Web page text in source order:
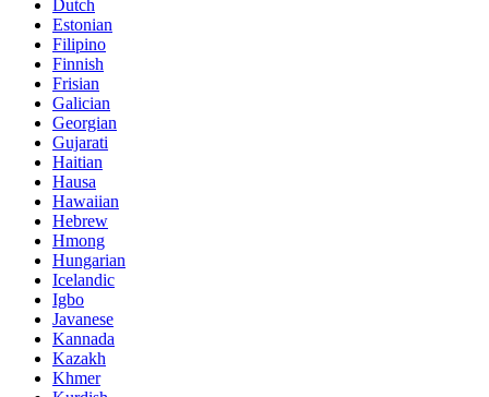
Dutch
Estonian
Filipino
Finnish
Frisian
Galician
Georgian
Gujarati
Haitian
Hausa
Hawaiian
Hebrew
Hmong
Hungarian
Icelandic
Igbo
Javanese
Kannada
Kazakh
Khmer